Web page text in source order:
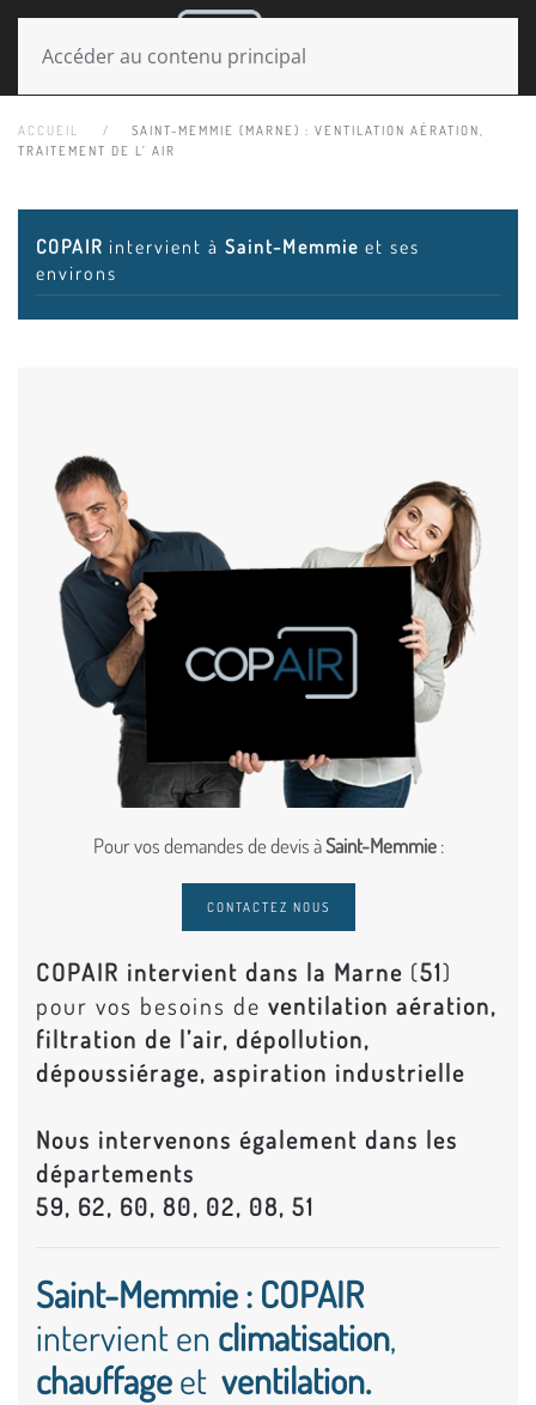
Accéder au contenu principal
ACCUEIL
SAINT-MEMMIE (MARNE) : VENTILATION AÉRATION,
TRAITEMENT DE L’ AIR
COPAIR intervient à Saint-Memmie et ses
environs
Pour vos demandes de devis àSaint-Memmie:
CONTACTEZ NOUS
COPAIR intervient dans la Marne (51)
pour vos besoins de ventilation aération,
filtration de l’air, dépollution,
dépoussiérage, aspiration industrielle
Nous intervenons également dans les
départements
59, 62, 60, 80, 02, 08, 51
Saint-Memmie : COPAIR
intervient en climatisation,
chauffageet ventilation.